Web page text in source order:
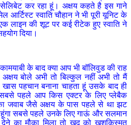
कर रहा हूं। अक्षय कहते है इस गाने
आर्टिस्ट स्वाति चौहान ने भी पूरी यूनिट के
लाइन की शूट पर कई रीटेक हुए स्वाति ने
दिया।
के बाद क्या आप भी बॉलिवुड की राह
बोले अभी तो बिल्कुल नहीं अभी तो मैं
पहचान बनाना चाहता हूं उसके बाद ही
सबसे पहले आप किस एक्टर के लिए प्लेबैक
जवाब जैसे अक्षय के पास पहले से था झट
सबसे पहले उनके लिए गाऊं और सलमान
का मौका मिला तो खुद को खुशकिस्मत